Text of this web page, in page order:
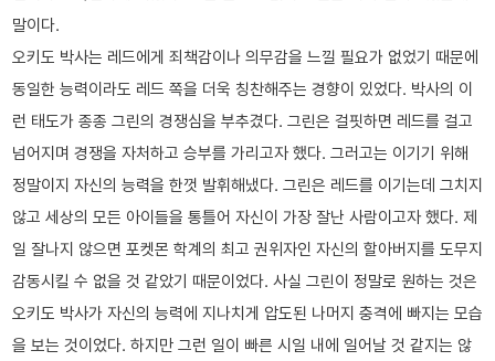
말이다.
오키도 박사는 레드에게 죄책감이나 의무감을 느낄 필요가 없었기 때문에
동일한 능력이라도 레드 쪽을 더욱 칭찬해주는 경향이 있었다. 박사의 이
런 태도가 종종 그린의 경쟁심을 부추겼다. 그린은 걸핏하면 레드를 걸고
넘어지며 경쟁을 자처하고 승부를 가리고자 했다. 그러고는 이기기 위해
정말이지 자신의 능력을 한껏 발휘해냈다. 그린은 레드를 이기는데 그치지
않고 세상의 모든 아이들을 통틀어 자신이 가장 잘난 사람이고자 했다. 제
일 잘나지 않으면 포켓몬 학계의 최고 권위자인 자신의 할아버지를 도무지
감동시킬 수 없을 것 같았기 때문이었다. 사실 그린이 정말로 원하는 것은
오키도 박사가 자신의 능력에 지나치게 압도된 나머지 충격에 빠지는 모습
을 보는 것이었다. 하지만 그런 일이 빠른 시일 내에 일어날 것 같지는 않